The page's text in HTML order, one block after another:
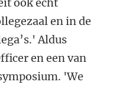
ook echt
en in de
Aldus
en een van
'We